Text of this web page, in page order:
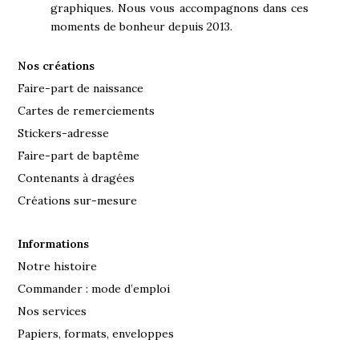
graphiques. Nous vous accompagnons dans ces
moments de bonheur depuis 2013.
Nos créations
Faire-part de naissance
Cartes de remerciements
Stickers-adresse
Faire-part de baptême
Contenants à dragées
Créations sur-mesure
Informations
Notre histoire
Commander : mode d’emploi
Nos services
Papiers, formats, enveloppes